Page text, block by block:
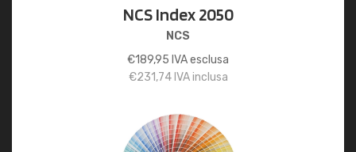
NCS Index 2050
NCS
€189,95 IVA esclusa
€231,74IVA inclusa